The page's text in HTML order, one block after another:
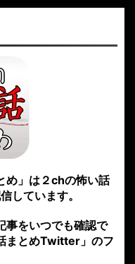
め」は２chの怖い話
しています。
事をいつでも確認で
まとめTwitter」のフ